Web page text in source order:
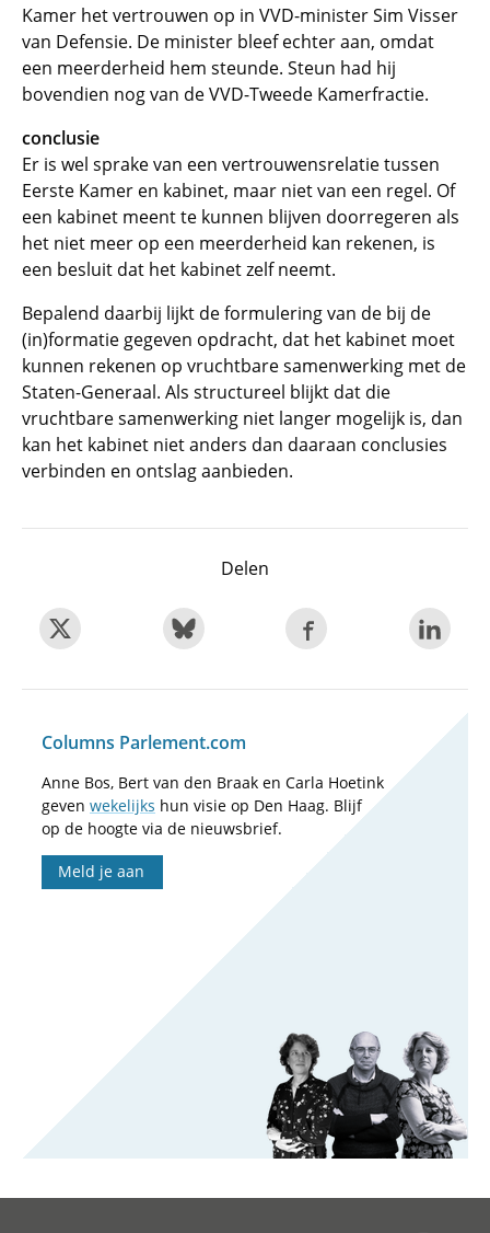
Kamer het vertrouwen op in VVD-minister Sim Visser
van Defensie. De minister bleef echter aan, omdat
een meerderheid hem steunde. Steun had hij
bovendien nog van de VVD-Tweede Kamerfractie.
conclusie
Er is wel sprake van een vertrouwensrelatie tussen
Eerste Kamer en kabinet, maar niet van een regel. Of
een kabinet meent te kunnen blijven doorregeren als
het niet meer op een meerderheid kan rekenen, is
een besluit dat het kabinet zelf neemt.
Bepalend daarbij lijkt de formulering van de bij de
(in)formatie gegeven opdracht, dat het kabinet moet
kunnen rekenen op vruchtbare samenwerking met de
Staten-Generaal. Als structureel blijkt dat die
vruchtbare samenwerking niet langer mogelijk is, dan
kan het kabinet niet anders dan daaraan conclusies
verbinden en ontslag aanbieden.
Delen
Columns Parlement.com
Anne Bos, Bert van den Braak en Carla Hoetink
geven wekelijks hun visie op Den Haag. Blijf
op de hoogte via de nieuwsbrief.
Meld je aan